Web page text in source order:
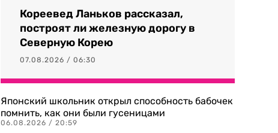
Кореевед Ланьков рассказал,
построят ли железную дорогу в
Северную Корею
07.08.2026 / 06:30
Японский школьник открыл способность бабочек
помнить, как они были гусеницами
06.08.2026 / 20:59